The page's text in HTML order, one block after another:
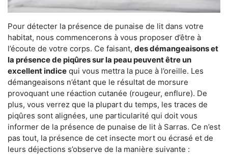
Pour détecter la présence de punaise de lit dans votre
habitat, nous commencerons à vous proposer d’être à
l’écoute de votre corps. Ce faisant, des démangeaisons et
la présence de piqûres sur la peau peuvent être un
excellent indice qui vous mettra la puce à l’oreille. Les
démangeaisons n’étant que le résultat de morsure
provoquant une réaction cutanée (rougeur, enflure). De
plus, vous verrez que la plupart du temps, les traces de
piqûres sont alignées, une particularité qui doit vous
informer de la présence de punaise de lit à Sarras. Ce n’est
pas tout, la présence de cet insecte mort ou écrasé et de
leurs déjections s’observe de la manière suivante :